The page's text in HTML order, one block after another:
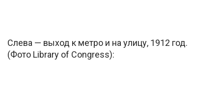
Слева — выход к метро и на улицу, 1912 год.
(Фото Library of Congress):